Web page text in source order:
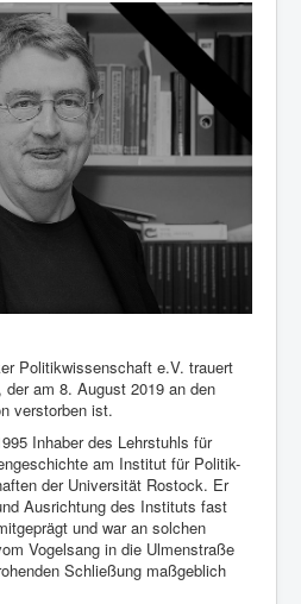
Politikwissenschaft e.V. trauert
am 8. August 2019 an den
verstorben ist.
Inhaber des Lehrstuhls für
am Institut für Politik-
der Universität Rostock. Er
Ausrichtung des Instituts fast
und war an solchen
Vogelsang in die Ulmenstraße
Schließung maßgeblich